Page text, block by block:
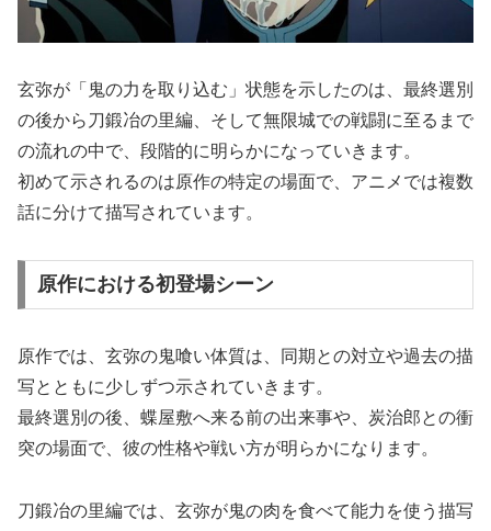
玄弥が「鬼の力を取り込む」状態を示したのは、最終選別
の後から刀鍛冶の里編、そして無限城での戦闘に至るまで
の流れの中で、段階的に明らかになっていきます。
初めて示されるのは原作の特定の場面で、アニメでは複数
話に分けて描写されています。
原作における初登場シーン
原作では、玄弥の鬼喰い体質は、同期との対立や過去の描
写とともに少しずつ示されていきます。
最終選別の後、蝶屋敷へ来る前の出来事や、炭治郎との衝
突の場面で、彼の性格や戦い方が明らかになります。
刀鍛冶の里編では、玄弥が鬼の肉を食べて能力を使う描写